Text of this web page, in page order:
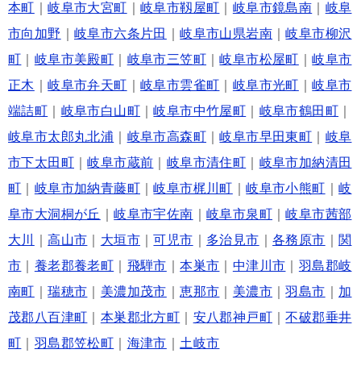
本町
｜岐阜市大宮町 ｜岐阜市靱屋町 岐阜市鏡島南
岐阜
市向加野 ｜岐阜市六条片田 ｜岐阜市山県岩南 ｜岐阜市柳沢
町
岐阜市美殿町 岐阜市三笠町 ｜岐阜市松屋町 ｜岐阜市
正木
｜岐阜市弁天町 ｜岐阜市雲雀町 岐阜市光町 ｜岐阜市
端詰町
岐阜市白山町 ｜岐阜市中竹屋町 岐阜市鶴田町
岐阜市太郎丸北浦
岐阜市高森町 ｜岐阜市早田東町
岐阜
市下太田町
｜岐阜市蔵前 岐阜市清住町
岐阜市加納清田
町
岐阜市加納青藤町 ｜岐阜市梶川町 ｜岐阜市小熊町 ｜岐
阜市大洞桐が丘
｜岐阜市宇佐南 ｜岐阜市泉町 ｜岐阜市茜部
大川
高山市 大垣市 可児市 多治見市 ｜各務原市
関
市
養老郡養老町 飛騨市 ｜本巣市 中津川市
羽島郡岐
南町
｜瑞穂市 美濃加茂市 ｜恵那市 美濃市 ｜羽島市
加
茂郡八百津町
本巣郡北方町 安八郡神戸町 ｜不破郡垂井
町
羽島郡笠松町 海津市 ｜土岐市